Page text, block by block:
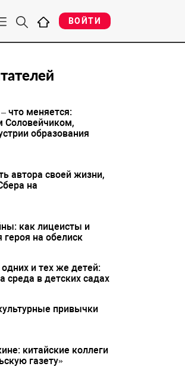
ВОЙТИ
что меняется:
Соловейчиком,
образования
автора своей жизни,
на
как лицеисты и
героя на обелиск
и тех же детей:
среда в детских садах
привычки
китайские коллеги
газету»